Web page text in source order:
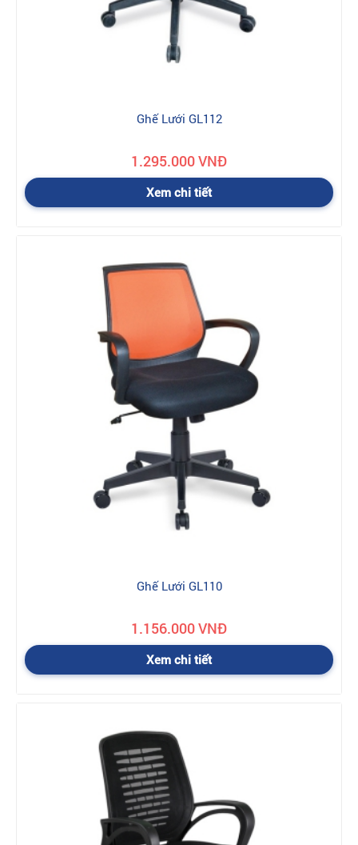
Ghế Lưới GL112
1.295.000 VNĐ
Xem chi tiết
Ghế Lưới GL110
1.156.000 VNĐ
Xem chi tiết